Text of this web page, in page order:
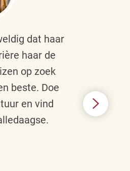
dat haar
haar de
op zoek
beste. Doe
en vind